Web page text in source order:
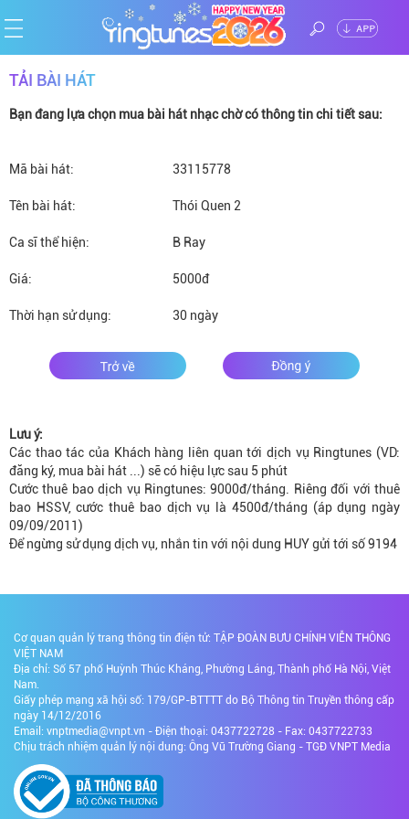
ĐĂNG
NHẬP
Trang
chủ
Ca
sĩ
Chủ
đề
Thể
TẢI BÀI HÁT
Bạn đang lựa chọn mua bài hát nhạc chờ có thông tin chi tiết sau:
Mã bài hát: 33115778
Tên bài hát: Thói Quen 2
Ca sĩ thể hiện: B Ray
Giá: 5000đ
Thời hạn sử dụng: 30 ngày
Lưu ý:
Các thao tác của Khách hàng liên quan tới dịch vụ Ringtunes (VD:
đăng ký, mua bài hát ...) sẽ có hiệu lực sau 5 phút
Cước thuê bao dịch vụ Ringtunes: 9000đ/tháng. Riêng đối với thuê
bao HSSV, cước thuê bao dịch vụ là 4500đ/tháng (áp dụng ngày
09/09/2011)
Để ngừng sử dụng dịch vụ, nhắn tin với nội dung HUY gửi tới số 9194
Cơ quan quản lý trang thông tin điện tử: TẬP ĐOÀN BƯU CHÍNH VIỄN THÔNG
VIỆT NAM
Địa chỉ: Số 57 phố Huỳnh Thúc Kháng, Phường Láng, Thành phố Hà Nội, Việt
Nam.
Giấy phép mạng xã hội số: 179/GP-BTTTT do Bộ Thông tin Truyền thông cấp
ngày 14/12/2016
Email: vnptmedia@vnpt.vn - Điện thoại: 0437722728 - Fax: 0437722733
Chịu trách nhiệm quản lý nội dung: Ông Vũ Trường Giang - TGĐ VNPT Media